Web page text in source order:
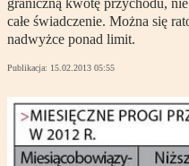
graniczną kwotę przychodu,
całe świadczenie. Można się
nadwyżce ponad limit.
Publikacja: 15.02.2013 05:55